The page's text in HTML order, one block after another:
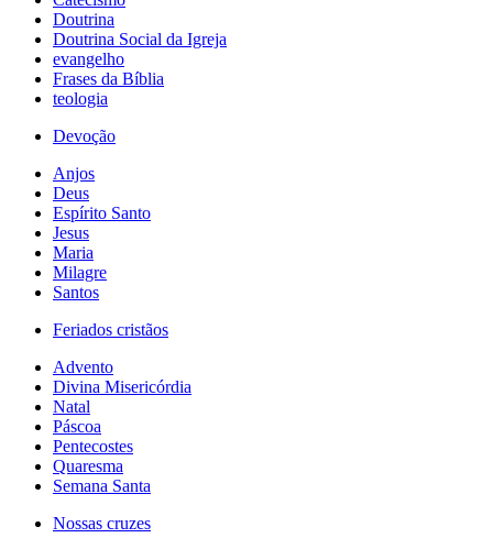
Doutrina
Doutrina Social da Igreja
evangelho
Frases da Bíblia
teologia
Devoção
Anjos
Deus
Espírito Santo
Jesus
Maria
Milagre
Santos
Feriados cristãos
Advento
Divina Misericórdia
Natal
Páscoa
Pentecostes
Quaresma
Semana Santa
Nossas cruzes